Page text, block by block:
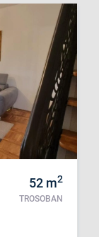
52 m2
TROSOBAN